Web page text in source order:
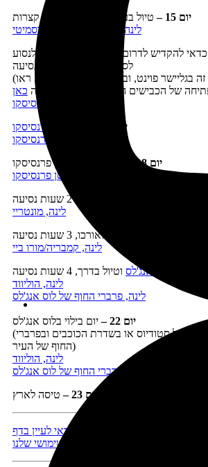
יום 15 –
טיול בעמק יוסמיטי, נסיעות קצרות
לינה, בקרבת העמק של יוסמיטי
להקדיש לדרום יוסמיטי ובהמשך יש לנסוע
לסן פרנסיסקו, 5 שעות נסיעה
(כדאי לבקר ביום זה בגליישר פוינט, וביער הסקויה מריפוסה, ראו
של הכבישים המובילים לאתרים אלה כאן
לינה, סן פרנסיסקו
יום 17 –
בסן פרנסיסקו
לינה, סן פרנסיסקו
יום 18 –
יום טיול נוסף בסן פרנסיסקו
לינה, סן פרנסיסקו
נסיעה למונטריי וטיול בעיירה, 2 שעות נסיעה
לינה, מונטריי
וטיול לאורכו, 3 שעות נסיעה
לינה, קמבריה/מורו ביי
ללוס אנג'לס וטיול בדרך, 4 שעות נסיעה
לינה, הוליווד
לינה, פרברי החוף של לוס אנג'לס
יום 22 –
יום בילוי בלוס אנג'לס
(ניתן לבקר ביום זה ביוניברסל סטודיוס או בשדרת הכוכבים ובפרברי
החוף של העיר)
לינה, הוליווד
לינה, פרברי החוף של לוס אנג'לס
יום 23
–טיסה לארץ
ורכב, ולפני היציאה לדרך כדאי לעיין בדף
המידע השימושי שלנו